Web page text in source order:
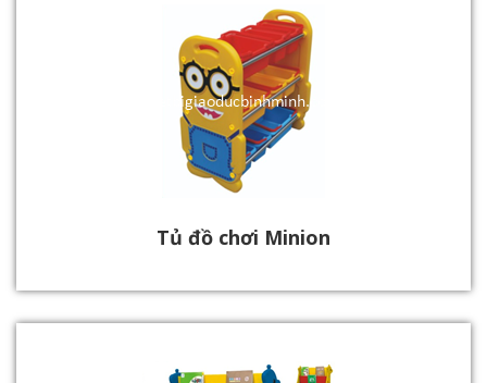
Tủ đồ chơi Minion